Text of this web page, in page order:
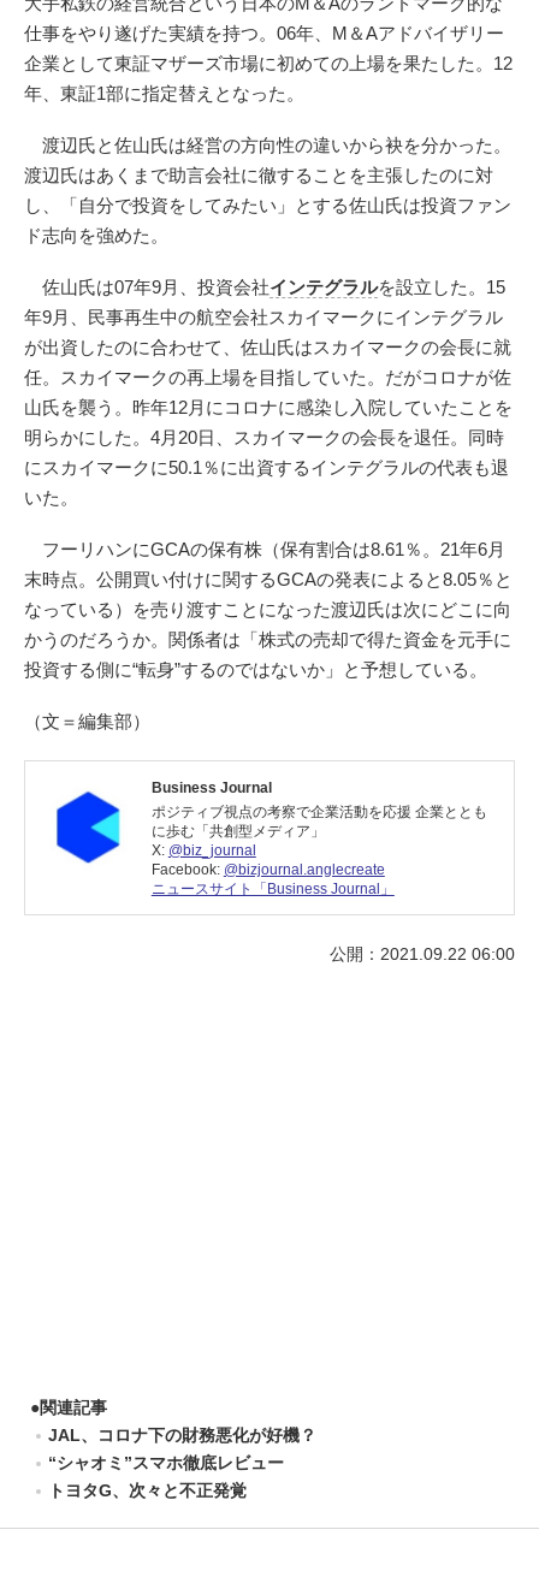
仕事をやり遂げた実績を持つ。06年、M＆Aアドバイザリー
企業として東証マザーズ市場に初めての上場を果たした。12
年、東証1部に指定替えとなった。
渡辺氏と佐山氏は経営の方向性の違いから袂を分かった。
渡辺氏はあくまで助言会社に徹することを主張したのに対
し、「自分で投資をしてみたい」とする佐山氏は投資ファン
ド志向を強めた。
佐山氏は07年9月、投資会社インテグラルを設立した。15
年9月、民事再生中の航空会社スカイマークにインテグラル
が出資したのに合わせて、佐山氏はスカイマークの会長に就
任。スカイマークの再上場を目指していた。だがコロナが佐
山氏を襲う。昨年12月にコロナに感染し入院していたことを
明らかにした。4月20日、スカイマークの会長を退任。同時
にスカイマークに50.1％に出資するインテグラルの代表も退
いた。
フーリハンにGCAの保有株（保有割合は8.61％。21年6月
末時点。公開買い付けに関するGCAの発表によると8.05％と
なっている）を売り渡すことになった渡辺氏は次にどこに向
かうのだろうか。関係者は「株式の売却で得た資金を元手に
投資する側に“転身”するのではないか」と予想している。
（文＝編集部）
Business Journal
ポジティブ視点の考察で企業活動を応援 企業ととも
に歩む「共創型メディア」
X: @biz_journal
Facebook: @bizjournal.anglecreate
ニュースサイト「Business Journal」
公開：2021.09.22 06:00
●関連記事
JAL、コロナ下の財務悪化が好機？
“シャオミ”スマホ徹底レビュー
トヨタG、次々と不正発覚